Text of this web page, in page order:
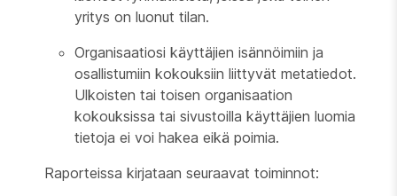
yritys on luonut tilan.
Organisaatiosi käyttäjien isännöimiin ja
osallistumiin kokouksiin liittyvät metatiedot.
Ulkoisten tai toisen organisaation
kokouksissa tai sivustoilla käyttäjien luomia
tietoja ei voi hakea eikä poimia.
Raporteissa kirjataan seuraavat toiminnot: